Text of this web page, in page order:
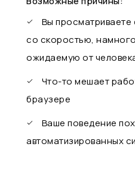
Вы просматриваете
со скоростью,
ожидаемую от
Что-то мешает
браузере
Ваше поведение
автоматизированных